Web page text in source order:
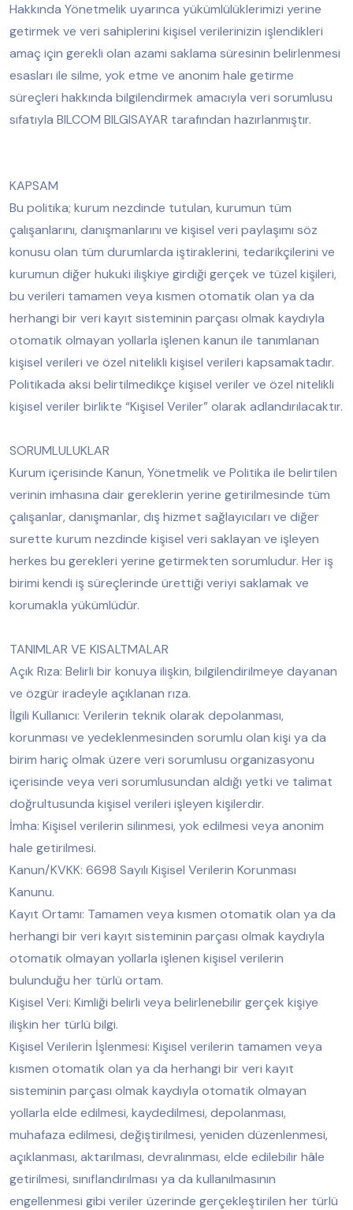
Hakkında Yönetmelik uyarınca yükümlülüklerimizi yerine
getirmek ve veri sahiplerini kişisel verilerinizin işlendikleri
amaç için gerekli olan azami saklama süresinin belirlenmesi
esasları ile silme, yok etme ve anonim hale getirme
süreçleri hakkında bilgilendirmek amacıyla veri sorumlusu
sıfatıyla BILCOM BILGISAYAR tarafından hazırlanmıştır.
KAPSAM
Bu politika; kurum nezdinde tutulan, kurumun tüm
çalışanlarını, danışmanlarını ve kişisel veri paylaşımı söz
konusu olan tüm durumlarda iştiraklerini, tedarikçilerini ve
kurumun diğer hukuki ilişkiye girdiği gerçek ve tüzel kişileri,
bu verileri tamamen veya kısmen otomatik olan ya da
herhangi bir veri kayıt sisteminin parçası olmak kaydıyla
otomatik olmayan yollarla işlenen kanun ile tanımlanan
kişisel verileri ve özel nitelikli kişisel verileri kapsamaktadır.
Politikada aksi belirtilmedikçe kişisel veriler ve özel nitelikli
kişisel veriler birlikte “Kişisel Veriler” olarak adlandırılacaktır.
SORUMLULUKLAR
Kurum içerisinde Kanun, Yönetmelik ve Politika ile belirtilen
verinin imhasına dair gereklerin yerine getirilmesinde tüm
çalışanlar, danışmanlar, dış hizmet sağlayıcıları ve diğer
surette kurum nezdinde kişisel veri saklayan ve işleyen
herkes bu gerekleri yerine getirmekten sorumludur. Her iş
birimi kendi iş süreçlerinde ürettiği veriyi saklamak ve
korumakla yükümlüdür.
TANIMLAR VE KISALTMALAR
Açık Rıza: Belirli bir konuya ilişkin, bilgilendirilmeye dayanan
ve özgür iradeyle açıklanan rıza.
İlgili Kullanıcı: Verilerin teknik olarak depolanması,
korunması ve yedeklenmesinden sorumlu olan kişi ya da
birim hariç olmak üzere veri sorumlusu organizasyonu
içerisinde veya veri sorumlusundan aldığı yetki ve talimat
doğrultusunda kişisel verileri işleyen kişilerdir.
İmha: Kişisel verilerin silinmesi, yok edilmesi veya anonim
hale getirilmesi.
Kanun/KVKK: 6698 Sayılı Kişisel Verilerin Korunması
Kanunu.
Kayıt Ortamı: Tamamen veya kısmen otomatik olan ya da
herhangi bir veri kayıt sisteminin parçası olmak kaydıyla
otomatik olmayan yollarla işlenen kişisel verilerin
bulunduğu her türlü ortam.
Kişisel Veri: Kimliği belirli veya belirlenebilir gerçek kişiye
ilişkin her türlü bilgi.
Kişisel Verilerin İşlenmesi: Kişisel verilerin tamamen veya
kısmen otomatik olan ya da herhangi bir veri kayıt
sisteminin parçası olmak kaydıyla otomatik olmayan
yollarla elde edilmesi, kaydedilmesi, depolanması,
muhafaza edilmesi, değiştirilmesi, yeniden düzenlenmesi,
açıklanması, aktarılması, devralınması, elde edilebilir hâle
getirilmesi, sınıflandırılması ya da kullanılmasının
engellenmesi gibi veriler üzerinde gerçekleştirilen her türlü